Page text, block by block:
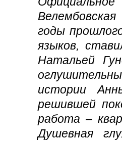
годы
языков,
Натальей
истории
решившей
работа –
Душевная